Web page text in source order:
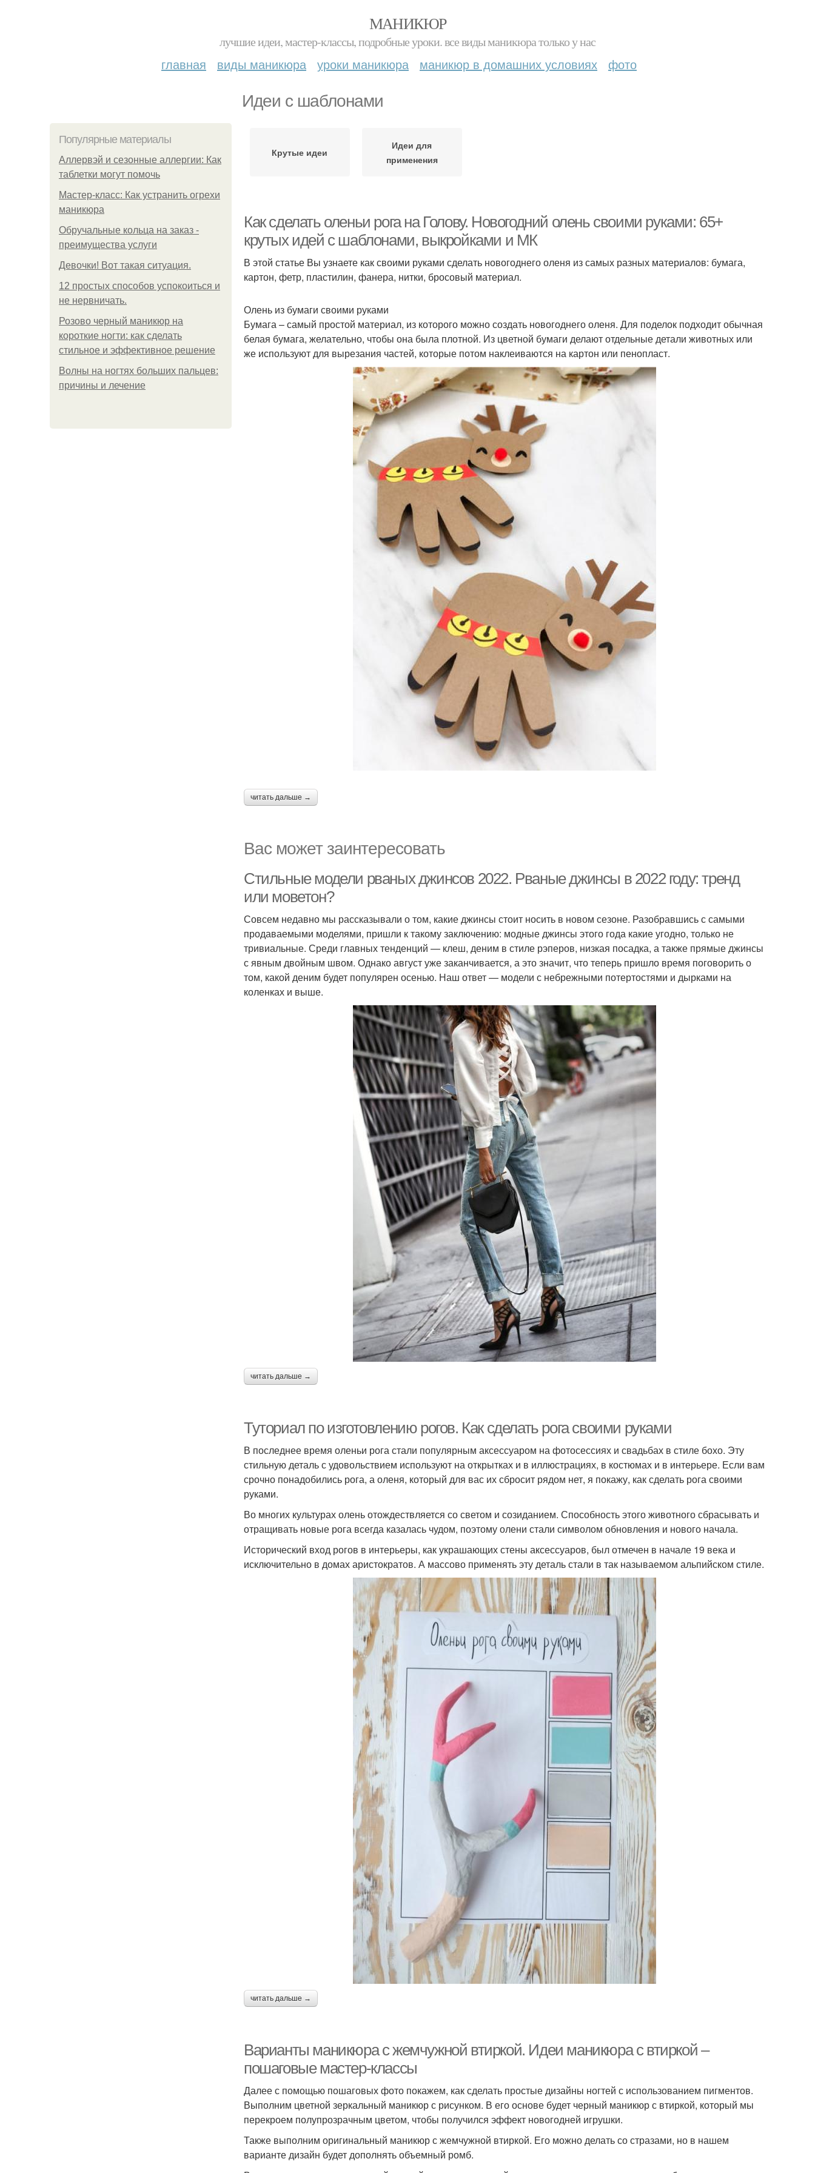
МАНИКЮР
лучшие идеи, мастер-классы, подробные уроки. все виды маникюра только у нас
главная виды маникюра уроки маникюра маникюр в домашних условиях фото
Идеи с шаблонами
Популярные материалы
Аллервэй и сезонные аллергии: Как
таблетки могут помочь
Мастер-класс: Как устранить огрехи
маникюра
Обручальные кольца на заказ -
преимущества услуги
Девочки! Вот такая ситуация.
12 простых способов успокоиться и
не нервничать.
Розово черный маникюр на
короткие ногти: как сделать
стильное и эффективное решение
Волны на ногтях больших пальцев:
причины и лечение
Крутые идеи
Идеи для
применения
Как сделать оленьи рога на Голову. Новогодний олень своими руками: 65+
крутых идей с шаблонами, выкройками и МК
В этой статье Вы узнаете как своими руками сделать новогоднего оленя из самых разных материалов: бумага,
картон, фетр, пластилин, фанера, нитки, бросовый материал.
Олень из бумаги своими руками
Бумага – самый простой материал, из которого можно создать новогоднего оленя. Для поделок подходит обычная
белая бумага, желательно, чтобы она была плотной. Из цветной бумаги делают отдельные детали животных или
же используют для вырезания частей, которые потом наклеиваются на картон или пенопласт.
читать дальше →
Вас может заинтересовать
Стильные модели рваных джинсов 2022. Рваные джинсы в 2022 году: тренд
или моветон?
Совсем недавно мы рассказывали о том, какие джинсы стоит носить в новом сезоне. Разобравшись с самыми
продаваемыми моделями, пришли к такому заключению: модные джинсы этого года какие угодно, только не
тривиальные. Среди главных тенденций — клеш, деним в стиле рэперов, низкая посадка, а также прямые джинсы
с явным двойным швом. Однако август уже заканчивается, а это значит, что теперь пришло время поговорить о
том, какой деним будет популярен осенью. Наш ответ — модели с небрежными потертостями и дырками на
коленках и выше.
читать дальше →
Туториал по изготовлению рогов. Как сделать рога своими руками
В последнее время оленьи рога стали популярным аксессуаром на фотосессиях и свадьбах в стиле бохо. Эту
стильную деталь с удовольствием используют на открытках и в иллюстрациях, в костюмах и в интерьере. Если вам
срочно понадобились рога, а оленя, который для вас их сбросит рядом нет, я покажу, как сделать рога своими
руками.
Во многих культурах олень отождествляется со светом и созиданием. Способность этого животного сбрасывать и
отращивать новые рога всегда казалась чудом, поэтому олени стали символом обновления и нового начала.
Исторический вход рогов в интерьеры, как украшающих стены аксессуаров, был отмечен в начале 19 века и
исключительно в домах аристократов. А массово применять эту деталь стали в так называемом альпийском стиле.
читать дальше →
Варианты маникюра с жемчужной втиркой. Идеи маникюра с втиркой –
пошаговые мастер-классы
Далее с помощью пошаговых фото покажем, как сделать простые дизайны ногтей с использованием пигментов.
Выполним цветной зеркальный маникюр с рисунком. В его основе будет черный маникюр с втиркой, который мы
перекроем полупрозрачным цветом, чтобы получился эффект новогодней игрушки.
Также выполним оригинальный маникюр с жемчужной втиркой. Его можно делать со стразами, но в нашем
варианте дизайн будет дополнять объемный ромб.